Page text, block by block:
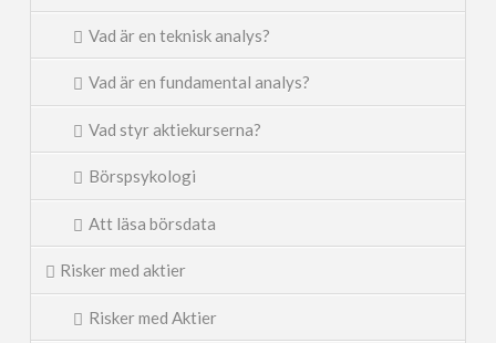
Vad är en teknisk analys?
Vad är en fundamental analys?
Vad styr aktiekurserna?
Börspsykologi
Att läsa börsdata
Risker med aktier
Risker med Aktier